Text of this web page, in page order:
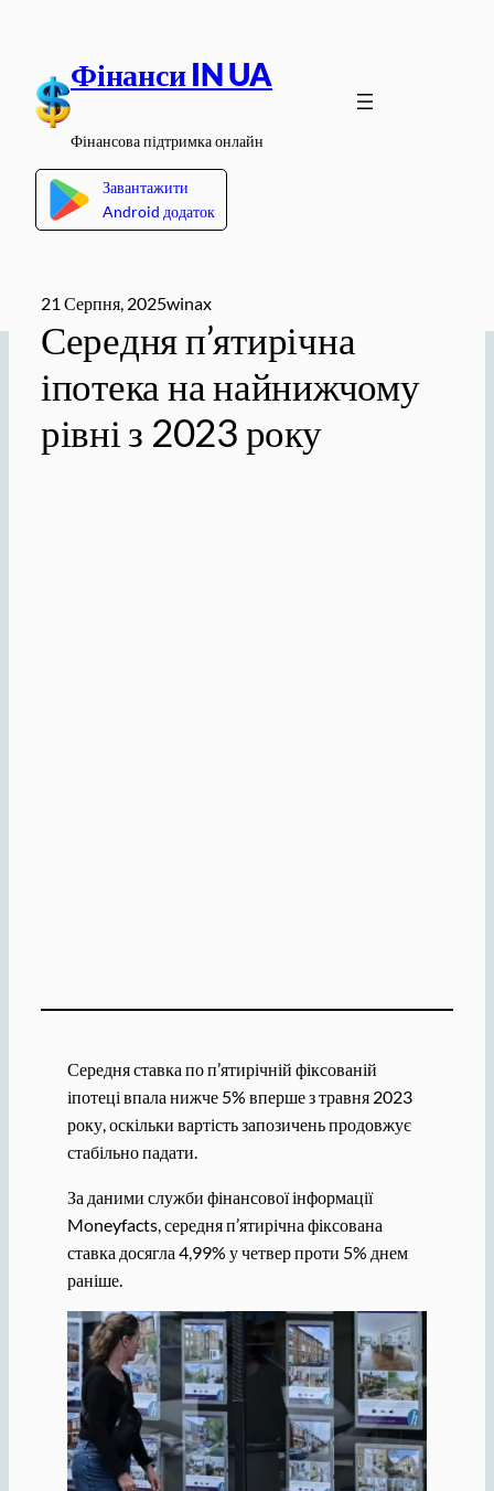
вмісту
Фінанси IN UA
Фінансова підтримка онлайн
Завантажити
Android додаток
21 Серпня, 2025winax
Середня п’ятирічна
іпотека на найнижчому
рівні з 2023 року
Середня ставка по п’ятирічній фіксованій
іпотеці впала нижче 5% вперше з травня 2023
року, оскільки вартість запозичень продовжує
стабільно падати.
За даними служби фінансової інформації
Moneyfacts, середня п’ятирічна фіксована
ставка досягла 4,99% у четвер проти 5% днем
раніше.